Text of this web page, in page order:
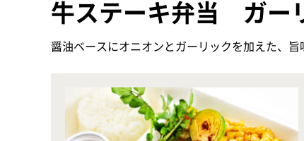
牛ステーキ弁当 ガー
醤油ベースにオニオンとガーリックを加えた、